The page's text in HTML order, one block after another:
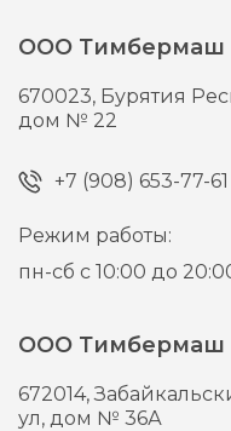
ООО Тимбермаш
670023, Бурятия
дом № 22
+7 (908) 653-77-61
Режим работы:
пн-сб с 10:00 до
ООО Тимбермаш
672014,
ул, дом № 36А